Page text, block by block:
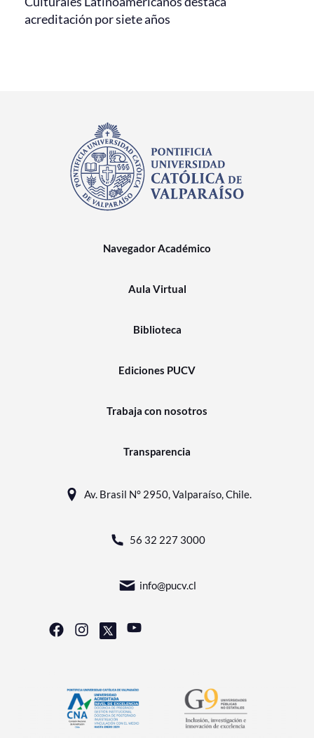
acreditación por siete años
Navegador Académico
Aula Virtual
Biblioteca
Ediciones PUCV
Trabaja con nosotros
Transparencia
Av. Brasil N° 2950, Valparaíso, Chile.
56 32 227 3000
info@pucv.cl